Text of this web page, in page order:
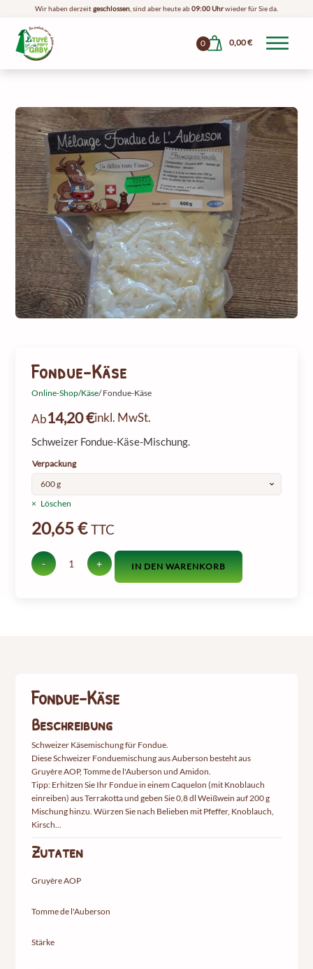
Wir haben derzeitgeschlossen, sind aber heute ab09:00 Uhrwieder für Sie da.
0,00€
0
Fondue-Käse
Online-Shop/Käse/ Fondue-Käse
Ab14,20€inkl. MwSt.
Schweizer Fondue-Käse-Mischung.
Verpackung
Löschen
20,65€ TTC
-
Menge
+ IN DEN WARENKORB
Fondue-Käse
Beschreibung
Schweizer Käsemischung für Fondue.
Diese Schweizer Fonduemischung aus Auberson besteht aus
Gruyère AOP, Tomme de l'Auberson und Amidon.
Tipp: Erhitzen Sie Ihr Fondue in einem Caquelon (mit Knoblauch
einreiben) aus Terrakotta und geben Sie 0,8 dl Weißwein auf 200 g
Mischung hinzu. Würzen Sie nach Belieben mit Pfeffer, Knoblauch,
Kirsch...
Zutaten
Gruyère AOP
Tomme de l'Auberson
Stärke